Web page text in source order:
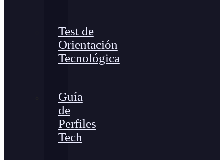
Test de
Orientación
Tecnológica
Guía
de
Perfiles
Tech